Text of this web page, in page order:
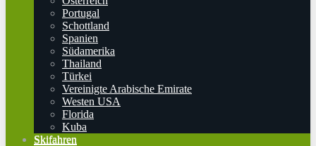
Portugal
Schottland
Spanien
Südamerika
Thailand
Türkei
Vereinigte Arabische Emirate
Westen USA
Florida
Kuba
Skifahren